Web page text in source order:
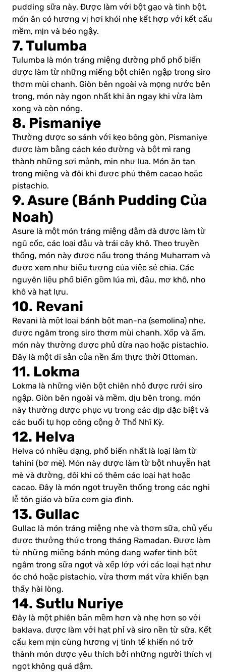
pudding sữa này. Được làm với bột gạo và tinh bột,
món ăn có hương vị hơi khói nhẹ kết hợp với kết cấu
mềm, mịn và béo ngậy.
7. Tulumba
Tulumba là món tráng miệng đường phố phổ biến
được làm từ những miếng bột chiên ngập trong siro
thơm mùi chanh. Giòn bên ngoài và mọng nước bên
trong, món này ngon nhất khi ăn ngay khi vừa làm
xong và còn nóng.
8. Pismaniye
Thường được so sánh với kẹo bông gòn, Pismaniye
được làm bằng cách kéo đường và bột mì rang
thành những sợi mảnh, mịn như lụa. Món ăn tan
trong miệng và đôi khi được phủ thêm cacao hoặc
pistachio.
9. Asure (Bánh Pudding Của
Noah)
Asure là một món tráng miệng đậm đà được làm từ
ngũ cốc, các loại đậu và trái cây khô. Theo truyền
thống, món này được nấu trong tháng Muharram và
được xem như biểu tượng của việc sẻ chia. Các
nguyên liệu phổ biến gồm lúa mì, đậu, mơ khô, nho
khô và hạt lựu.
10. Revani
Revani là một loại bánh bột man-na (semolina) nhẹ,
được ngâm trong siro thơm mùi chanh. Xốp và ẩm,
món này thường được phủ dừa nạo hoặc pistachio.
Đây là một di sản của nền ẩm thực thời Ottoman.
11. Lokma
Lokma là những viên bột chiên nhỏ được rưới siro
ngập. Giòn bên ngoài và mềm, dịu bên trong, món
này thường được phục vụ trong các dịp đặc biệt và
các buổi tụ họp công cộng ở Thổ Nhĩ Kỳ.
12. Helva
Helva có nhiều dạng, phổ biến nhất là loại làm từ
tahini (bơ mè). Món này được làm từ bột nhuyễn hạt
mè và đường, đôi khi có thêm các loại hạt hoặc
cacao. Đây là món ngọt truyền thống trong các nghi
lễ tôn giáo và bữa cơm gia đình.
13. Gullac
Gullac là món tráng miệng nhẹ và thơm sữa, chủ yếu
được thưởng thức trong tháng Ramadan. Được làm
từ những miếng bánh mỏng dạng wafer tinh bột
ngâm trong sữa ngọt và xếp lớp với các loại hạt như
óc chó hoặc pistachio, vừa thơm mát vừa khiến bạn
thấy hài lòng.
14. Sutlu Nuriye
Đây là một phiên bản mềm hơn và nhẹ hơn so với
baklava, được làm với hạt phỉ và siro nền từ sữa. Kết
cấu kem mịn cùng hương vị tinh tế khiến nó trở
thành món được yêu thích bởi những người thích vị
ngọt không quá đậm.